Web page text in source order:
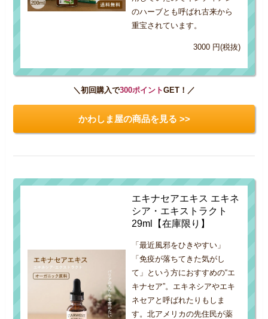
のハーブとも呼ばれ古来から
重宝されています。
3000 円(税抜)
＼初回購入で300ポイントGET！／
かわしま屋の商品を見る >>
エキナセアエキス エキネ
シア・エキストラクト
29ml【在庫限り】
「最近風邪をひきやすい」
「免疫が落ちてきた気がし
て」という方におすすめの“エ
キナセア”。エキネシアやエキ
ネセアと呼ばれたりもしま
す。北アメリカの先住民が薬